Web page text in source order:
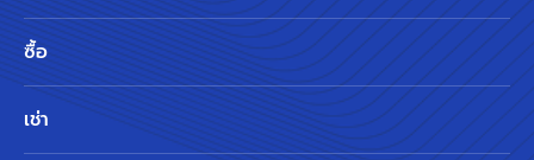
ซื้อ
เช่า